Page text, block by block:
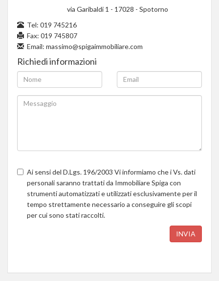
via Garibaldi 1 - 17028 - Spotorno
Tel: 019 745216
Fax: 019 745807
Email: massimo@spigaimmobiliare.com
Richiedi informazioni
Ai sensi del D.Lgs. 196/2003 Vi informiamo che i Vs. dati
personali saranno trattati da Immobiliare Spiga con
strumenti automatizzati e utilizzati esclusivamente per il
tempo strettamente necessario a conseguire gli scopi
per cui sono stati raccolti.
INVIA